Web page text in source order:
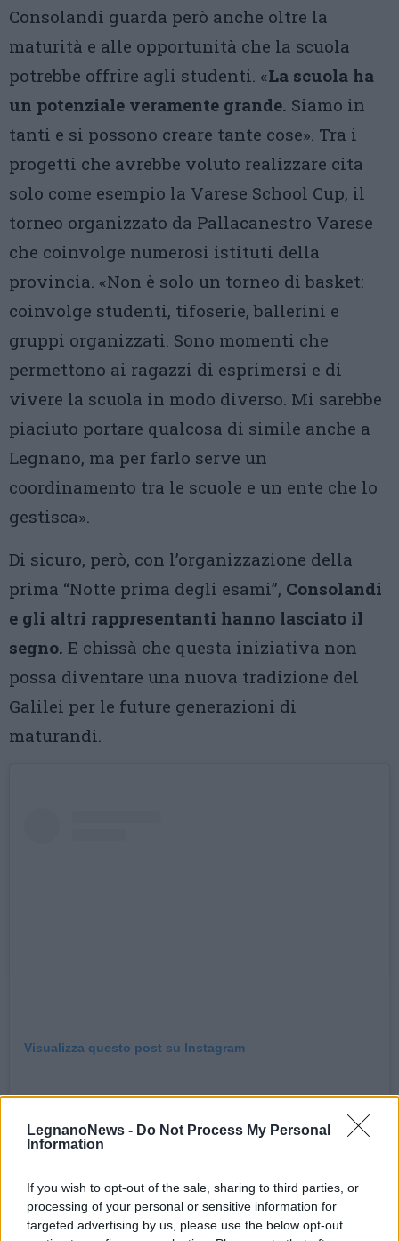
LegnanoNews - Do Not Process My Personal
Information
If you wish to opt-out of the sale, sharing to third parties, or
processing of your personal or sensitive information for
targeted advertising by us, please use the below opt-out
Consolandi guarda però anche oltre la
maturità e alle opportunità che la scuola
potrebbe offrire agli studenti. «La scuola ha
un potenziale veramente grande. Siamo in
tanti e si possono creare tante cose». Tra i
progetti che avrebbe voluto realizzare cita
solo come esempio la Varese School Cup, il
torneo organizzato da Pallacanestro Varese
che coinvolge numerosi istituti della
provincia. «Non è solo un torneo di basket:
coinvolge studenti, tifoserie, ballerini e
gruppi organizzati. Sono momenti che
permettono ai ragazzi di esprimersi e di
vivere la scuola in modo diverso. Mi sarebbe
piaciuto portare qualcosa di simile anche a
Legnano, ma per farlo serve un
coordinamento tra le scuole e un ente che lo
gestisca».
Di sicuro, però, con l’organizzazione della
prima “Notte prima degli esami”, Consolandi
e gli altri rappresentanti hanno lasciato il
segno. E chissà che questa iniziativa non
possa diventare una nuova tradizione del
Galilei per le future generazioni di
maturandi.
Visualizza questo post su Instagram